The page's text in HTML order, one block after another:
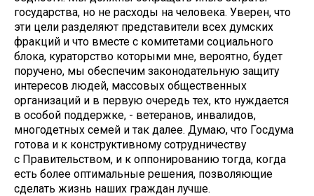
государства, но не расходы на человека. Уверен, что
эти цели разделяют представители всех думских
фракций и что вместе с комитетами социального
блока, кураторство которыми мне, вероятно, будет
поручено, мы обеспечим законодательную защиту
интересов людей, массовых общественных
организаций и в первую очередь тех, кто нуждается
в особой поддержке, - ветеранов, инвалидов,
многодетных семей и так далее. Думаю, что Госдума
готова и к конструктивному сотрудничеству
с Правительством, и к оппонированию тогда, когда
есть более оптимальные решения, позволяющие
сделать жизнь наших граждан лучше.